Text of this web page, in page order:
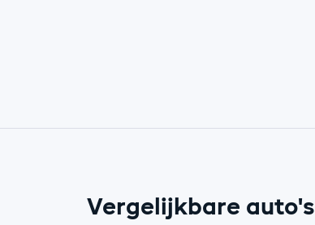
Vergelijkbare auto's